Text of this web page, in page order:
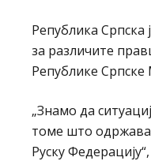
Република Српска
за различите
Републике
„Знамо да
томе што
Руску